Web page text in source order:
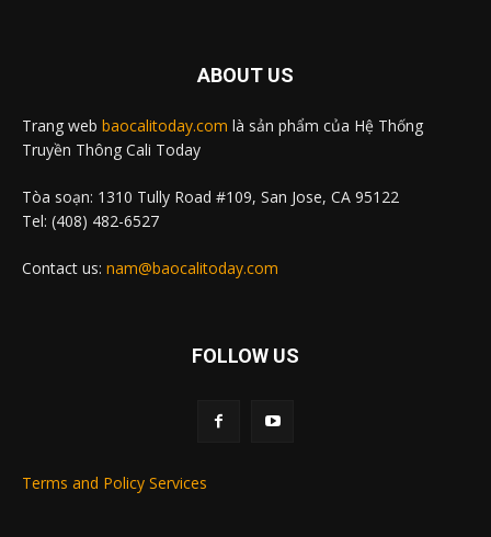
ABOUT US
Trang web baocalitoday.com là sản phẩm của Hệ Thống
Truyền Thông Cali Today
Tòa soạn: 1310 Tully Road #109, San Jose, CA 95122
Tel: (408) 482-6527
Contact us: nam@baocalitoday.com
FOLLOW US
Terms and Policy Services